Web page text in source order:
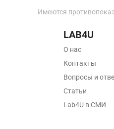
Королев
Кострома
Котельники
Красногорск
Краснодар
Имеются
LAB4U
О нас
Контакты
Вопросы и
Статьи
Lab4U в СМИ